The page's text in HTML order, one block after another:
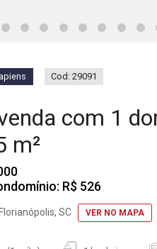
Cod: 29091
com 1
m²
R$ 526
SC VER NO MAPA